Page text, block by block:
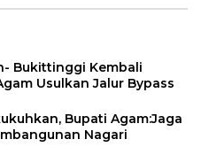
Bukittinggi Kembali
Usulkan Jalur Bypass
Bupati Agam:Jaga
Nagari